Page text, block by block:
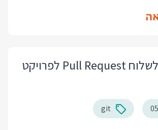
מדריך: איך לשלוח Pull Request לפרויקט
git